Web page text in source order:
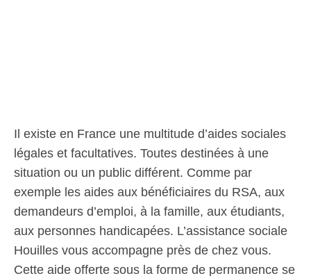
Il existe en France une multitude d’aides sociales
légales et facultatives. Toutes destinées à une
situation ou un public différent. Comme par
exemple les aides aux bénéficiaires du RSA, aux
demandeurs d’emploi, à la famille, aux étudiants,
aux personnes handicapées. L’assistance sociale
Houilles vous accompagne près de chez vous.
Cette aide offerte sous la forme de permanence se